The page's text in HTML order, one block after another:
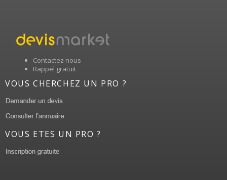
Contactez nous
Rappel gratuit
VOUS CHERCHEZ UN PRO ?
VOUS ETES UN PRO ?